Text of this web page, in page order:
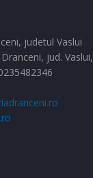
judetul Vaslui
jud. Vaslui,